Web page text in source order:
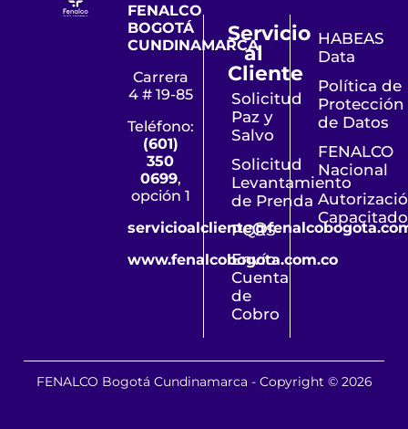
FENALCO
BOGOTÁ
CUNDINAMARCA
Carrera
4 # 19-85
Teléfono:
(601)
350
0699,
opción 1
www.fenalcobogota.com.co
Servicio
al
Cliente
Solicitud
Paz y
Salvo
Solicitud
Levantamiento
de Prenda
PQRS
Envío
Cuenta
de
Cobro
HABEAS
Data
Política de
Protección
de Datos
FENALCO
Nacional
FENALCO Bogotá Cundinamarca - Copyright © 2026